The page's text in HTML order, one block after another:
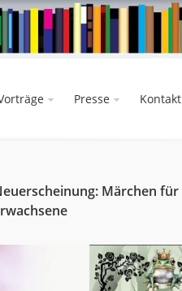
Presse Kontakt
Märchen für